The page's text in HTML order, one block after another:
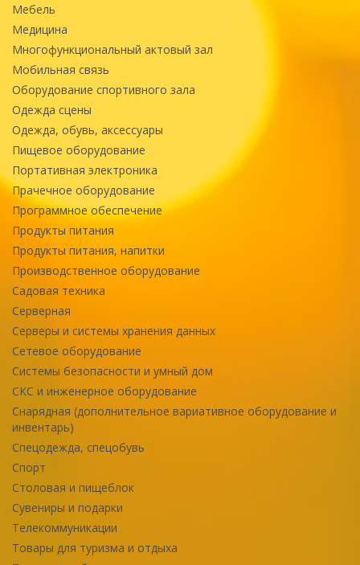
Мебель
Медицина
Многофункциональный актовый зал
Мобильная связь
Оборудование спортивного зала
Одежда сцены
Одежда, обувь, аксессуары
Пищевое оборудование
Портативная электроника
Прачечное оборудование
Программное обеспечение
Продукты питания
Продукты питания, напитки
Производственное оборудование
Садовая техника
Серверная
Серверы и системы хранения данных
Сетевое оборудование
Системы безопасности и умный дом
СКС и инженерное оборудование
Снарядная (дополнительное вариативное оборудование и
инвентарь)
Спецодежда, спецобувь
Спорт
Столовая и пищеблок
Сувениры и подарки
Телекоммуникации
Товары для туризма и отдыха